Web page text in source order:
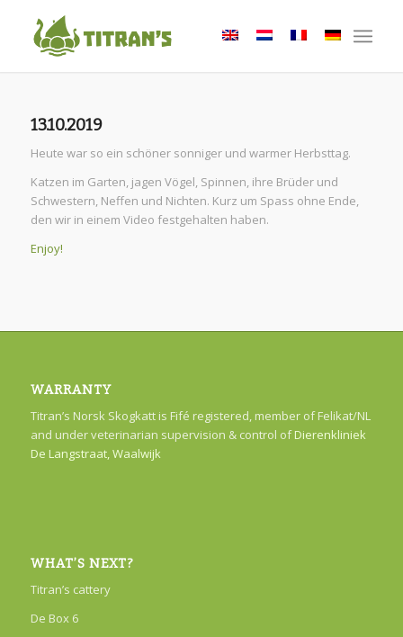
13.10.2019
Heute war so ein schöner sonniger und warmer Herbsttag.
Katzen im Garten, jagen Vögel, Spinnen, ihre Brüder und
Schwestern, Neffen und Nichten. Kurz um Spass ohne Ende,
den wir in einem Video festgehalten haben.
Enjoy!
WARRANTY
Titran’s Norsk Skogkatt is Fifé registered, member of Felikat/NL
and under veterinarian supervision & control ofDierenkliniek
De Langstraat, Waalwijk
WHAT’S NEXT?
Titran’s cattery
De Box 6